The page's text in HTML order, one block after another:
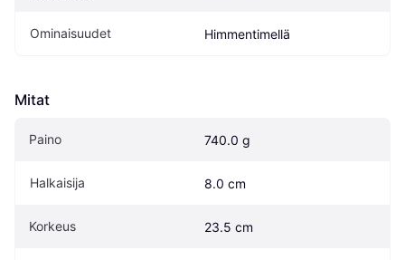
Ominaisuudet Himmentimellä
Mitat
Paino 740.0 g
Halkaisija 8.0 cm
Korkeus 23.5 cm